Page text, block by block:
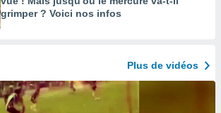
grimper ? Voici nos infos
Plus de vidéos